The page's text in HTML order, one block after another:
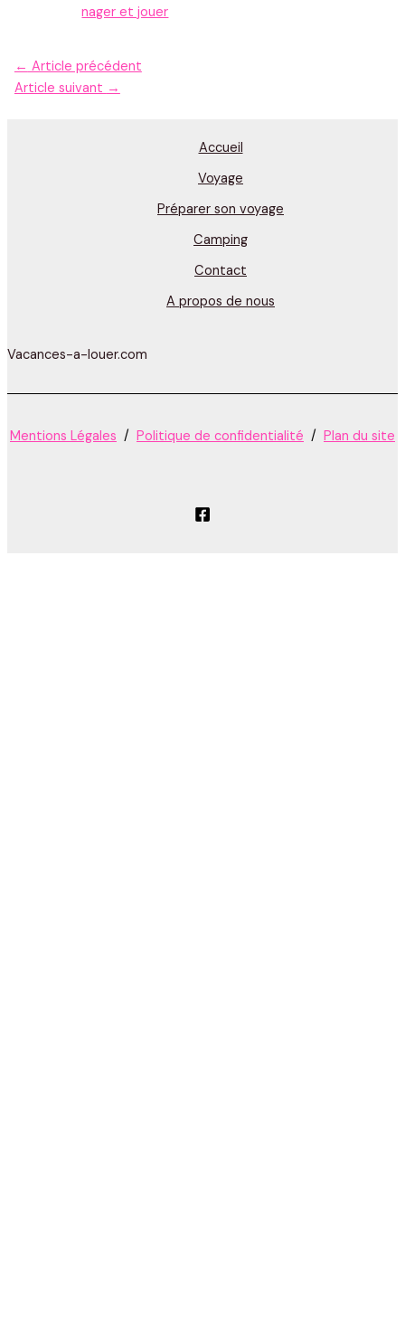
nager et jouer
← Article précédent
Article suivant →
Accueil
Voyage
Préparer son voyage
Camping
Contact
A propos de nous
Vacances-a-louer.com
Mentions Légales / Politique de confidentialité / Plan du site